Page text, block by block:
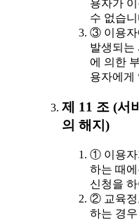
용자가
수 없습
③ 이용자
발생되는
에 의한
용자에게
제 11 조 (서
의 해지)
① 이용자
하는 때
신청을
② 교육정
하는 경